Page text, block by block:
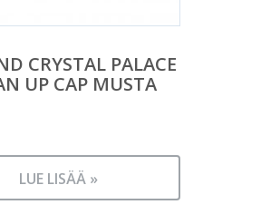
CRYSTAL PALACE
UP CAP MUSTA
LUE LISÄÄ »